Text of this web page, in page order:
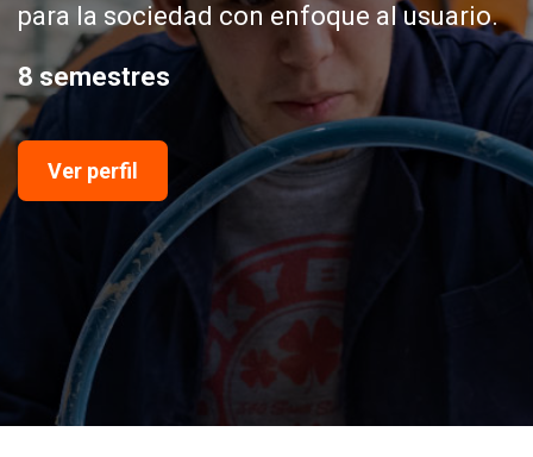
para la sociedad con enfoque al usuario.
8 semestres
Ver perfil